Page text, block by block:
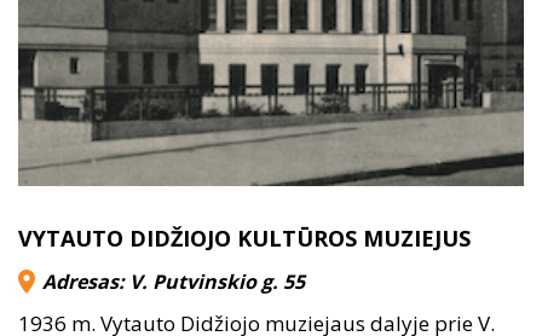
VYTAUTO DIDŽIOJO KULTŪROS MUZIEJUS
Adresas: V. Putvinskio g. 55
1936 m. Vytauto Didžiojo muziejaus dalyje prie V.